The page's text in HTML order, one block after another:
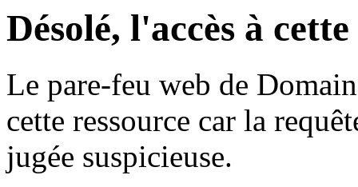
Désolé, l'accès à
Le pare-feu web de
cette ressource car la
jugée suspicieuse.